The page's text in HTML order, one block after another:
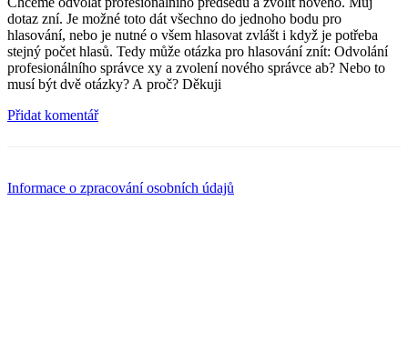
dotaz zní. Je možné toto dát všechno do jednoho bodu pro
hlasování, nebo je nutné o všem hlasovat zvlášt i když je potřeba
stejný počet hlasů. Tedy může otázka pro hlasování znít: Odvolání
profesionálního správce xy a zvolení nového správce ab? Nebo to
musí být dvě otázky? A proč? Děkuji
Přidat komentář
Informace o zpracování osobních údajů